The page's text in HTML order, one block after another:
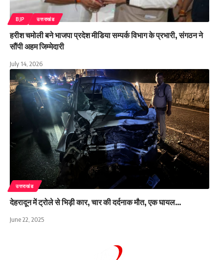
BJP उत्तराखंड
हरीश चमोली बने भाजपा प्रदेश मीडिया सम्पर्क विभाग के प्रभारी, संगठन ने
सौंपी अहम जिम्मेदारी
July 14, 2026
उत्तराखंड
देहरादून में ट्रोले से भिड़ी कार, चार की दर्दनाक मौत, एक घायल…
June 22, 2025